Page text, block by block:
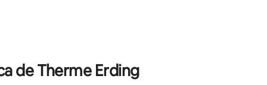
de Therme Erding